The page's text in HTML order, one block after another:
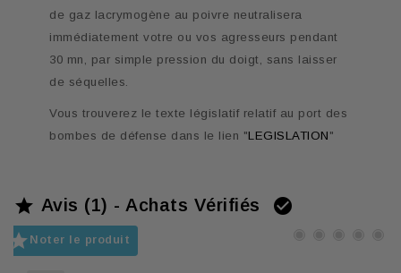
de gaz lacrymogène au poivre neutralisera
immédiatement votre ou vos agresseurs pendant
30 mn, par simple pression du doigt, sans laisser
de séquelles.
Vous trouverez le texte législatif relatif au port des
bombes de défense dans le lien "LEGISLATION "
 Avis (1) - Achats Vérifiés

 Noter le produit